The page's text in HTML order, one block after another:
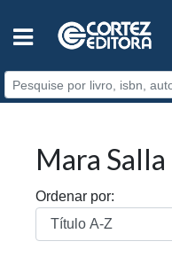
Mara Salla
Ordenar por: